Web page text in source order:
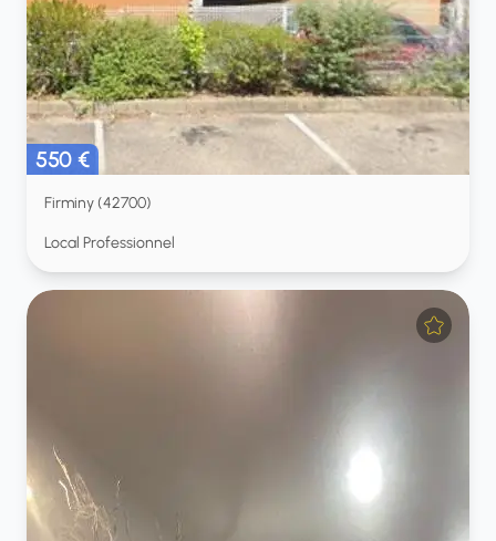
550 €
Firminy (42700)
Local Professionnel